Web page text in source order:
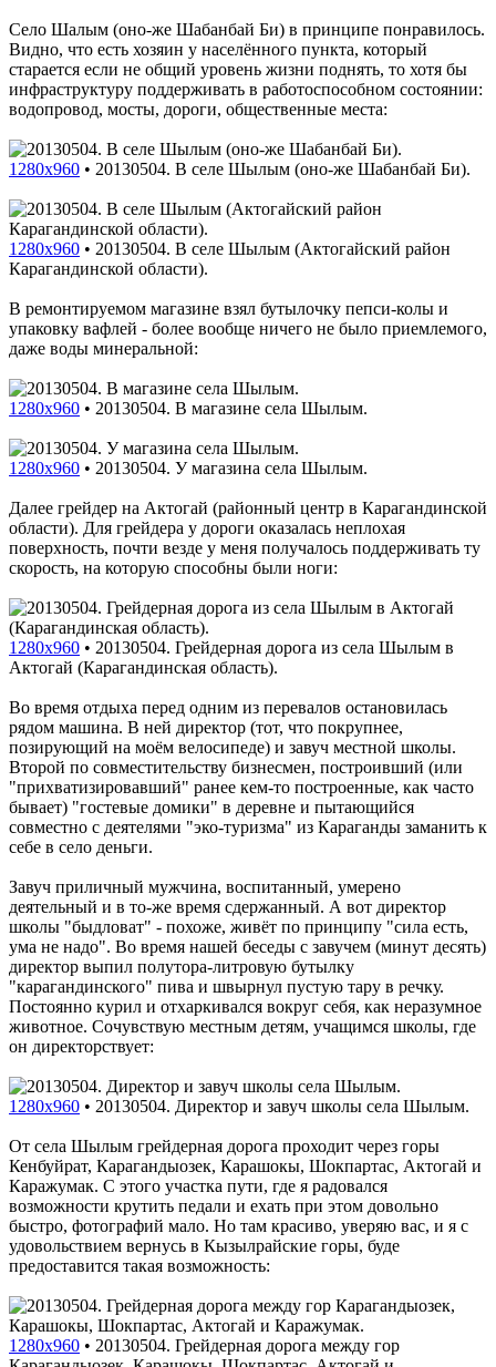
Село Шалым (оно-же Шабанбай Би) в принципе понравилось.
Видно, что есть хозяин у населённого пункта, который
старается если не общий уровень жизни поднять, то хотя бы
инфраструктуру поддерживать в работоспособном состоянии:
водопровод, мосты, дороги, общественные места:
1280x960 • 20130504. В селе Шылым (оно-же Шабанбай Би).
1280x960 • 20130504. В селе Шылым (Актогайский район
Карагандинской области).
В ремонтируемом магазине взял бутылочку пепси-колы и
упаковку вафлей - более вообще ничего не было приемлемого,
даже воды минеральной:
1280x960 • 20130504. В магазине села Шылым.
1280x960 • 20130504. У магазина села Шылым.
Далее грейдер на Актогай (районный центр в Карагандинской
области). Для грейдера у дороги оказалась неплохая
поверхность, почти везде у меня получалось поддерживать ту
скорость, на которую способны были ноги:
1280x960 • 20130504. Грейдерная дорога из села Шылым в
Актогай (Карагандинская область).
Во время отдыха перед одним из перевалов остановилась
рядом машина. В ней директор (тот, что покрупнее,
позирующий на моём велосипеде) и завуч местной школы.
Второй по совместительству бизнесмен, построивший (или
"прихватизировавший" ранее кем-то построенные, как часто
бывает) "гостевые домики" в деревне и пытающийся
совместно с деятелями "эко-туризма" из Караганды заманить к
себе в село деньги.
Завуч приличный мужчина, воспитанный, умерено
деятельный и в то-же время сдержанный. А вот директор
школы "быдловат" - похоже, живёт по принципу "сила есть,
ума не надо". Во время нашей беседы с завучем (минут десять)
директор выпил полутора-литровую бутылку
"карагандинского" пива и швырнул пустую тару в речку.
Постоянно курил и отхаркивался вокруг себя, как неразумное
животное. Сочувствую местным детям, учащимся школы, где
он директорствует:
1280x960 • 20130504. Директор и завуч школы села Шылым.
От села Шылым грейдерная дорога проходит через горы
Кенбуйрат, Карагандыозек, Карашокы, Шокпартас, Актогай и
Каражумак. С этого участка пути, где я радовался
возможности крутить педали и ехать при этом довольно
быстро, фотографий мало. Но там красиво, уверяю вас, и я с
удовольствием вернусь в Кызылрайские горы, буде
предоставится такая возможность:
1280x960 • 20130504. Грейдерная дорога между гор